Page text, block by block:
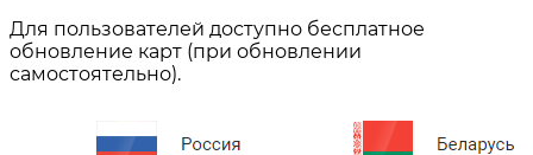
Для пользователей доступно бесплатное
обновление карт (при обновлении
самостоятельно).